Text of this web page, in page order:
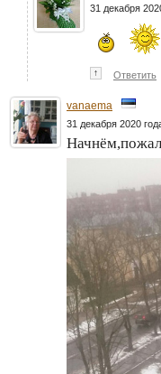
31 декабря
↑ Ответить
vanaema
31 декабря 2020